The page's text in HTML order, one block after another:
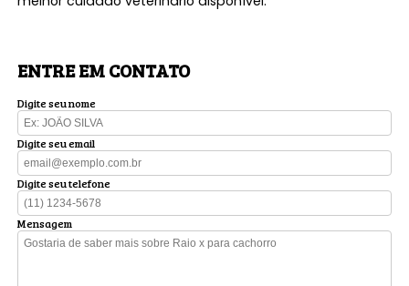
ENTRE EM CONTATO
Digite seu nome
Digite seu email
Digite seu telefone
Mensagem